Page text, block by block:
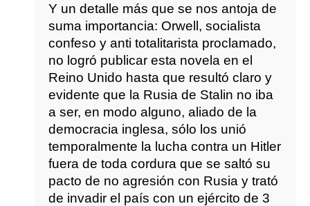
Y un detalle más que se nos antoja de
suma importancia: Orwell, socialista
confeso y anti totalitarista proclamado,
no logró publicar esta novela en el
Reino Unido hasta que resultó claro y
evidente que la Rusia de Stalin no iba
a ser, en modo alguno, aliado de la
democracia inglesa, sólo los unió
temporalmente la lucha contra un Hitler
fuera de toda cordura que se saltó su
pacto de no agresión con Rusia y trató
de invadir el país con un ejército de 3